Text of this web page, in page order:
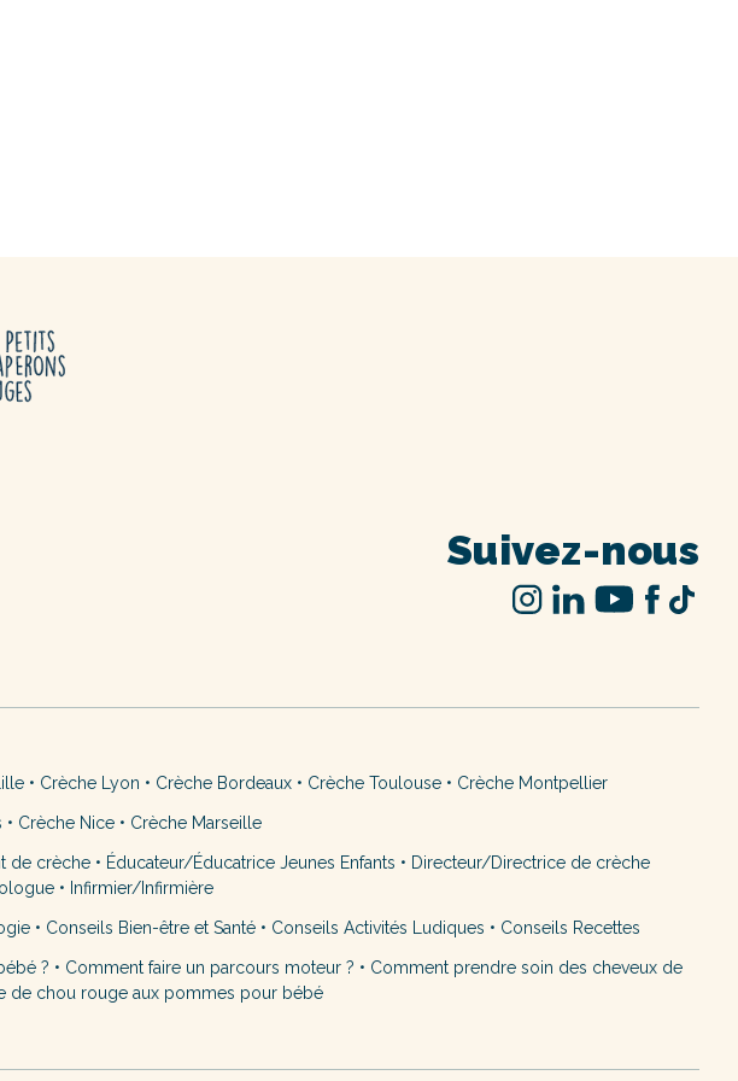
Suivez-nous
• Crèche Lyon • Crèche Bordeaux • Crèche Toulouse • Crèche Montpellier
• Crèche Nice• Crèche Marseille
de crèche• Éducateur/Éducatrice Jeunes Enfants • Directeur/Directrice de crèche
• Infirmier/Infirmière
• Conseils Bien-être et Santé • Conseils Activités Ludiques • Conseils Recettes
? • Comment faire un parcours moteur ? • Comment prendre soin des cheveux de
de chou rouge aux pommes pour bébé